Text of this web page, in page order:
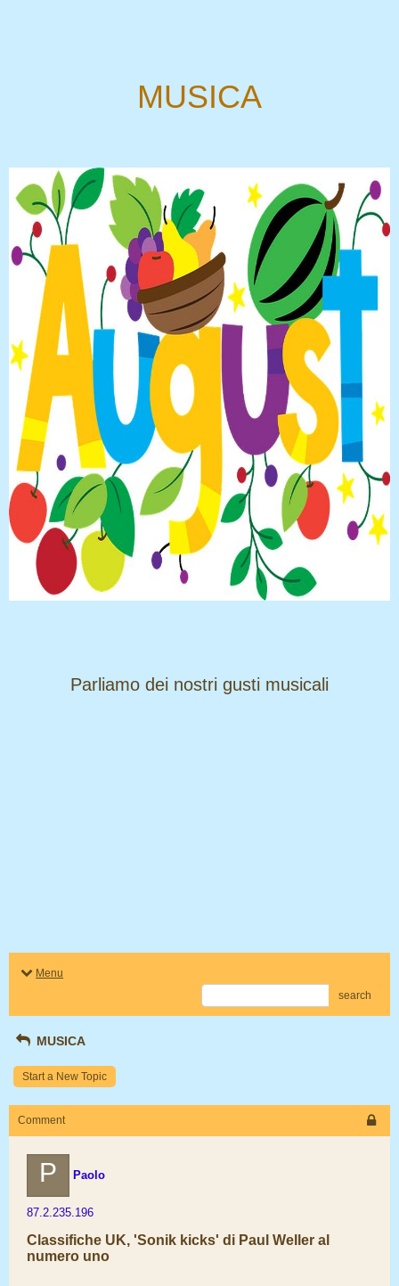
MUSICA
​​​​​​​Parliamo dei nostri gusti musicali
Menu
search
MUSICA
Start a New Topic
Comment
P Paolo
87.2.235.196
Classifiche UK, 'Sonik kicks' di Paul Weller al
numero uno